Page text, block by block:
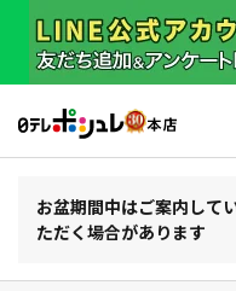
お盆期間中はご案内して
ただく場合があります